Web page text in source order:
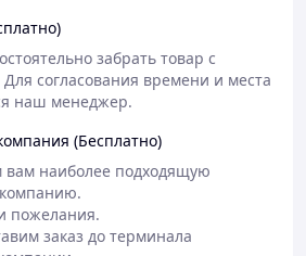
осуществляет работу с готовыми
обработке и теплоизоляции;
металла
продукции и услуг у
забрать товар с
согласования времени и места
наш менеджер.
(Бесплатно)
наиболее подходящую
пожелания.
заказ до терминала